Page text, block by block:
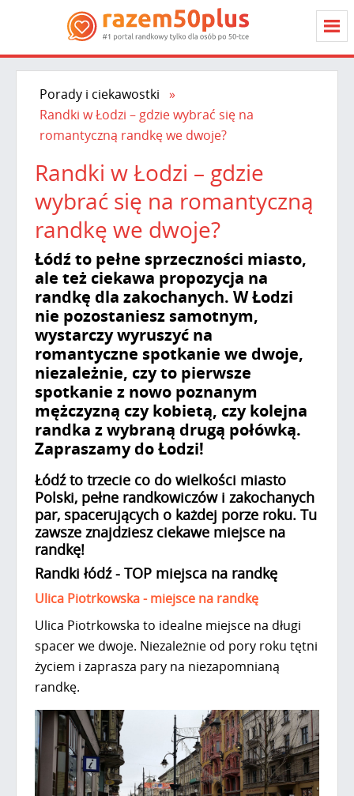
Porady i ciekawostki
Randki w Łodzi – gdzie wybrać się na
romantyczną randkę we dwoje?
Randki w Łodzi – gdzie
wybrać się na romantyczną
randkę we dwoje?
Łódź to pełne sprzeczności miasto,
ale też ciekawa propozycja na
randkę dla zakochanych. W Łodzi
nie pozostaniesz samotnym,
wystarczy wyruszyć na
romantyczne spotkanie we dwoje,
niezależnie, czy to pierwsze
spotkanie z nowo poznanym
mężczyzną czy kobietą, czy kolejna
randka z wybraną drugą połówką.
Zapraszamy do Łodzi!
Łódź to trzecie co do wielkości miasto
Polski, pełne randkowiczów i zakochanych
par, spacerujących o każdej porze roku. Tu
zawsze znajdziesz ciekawe miejsce na
randkę!
Randki łódź - TOP miejsca na randkę
Ulica Piotrkowska - miejsce na randkę
Ulica Piotrkowska to idealne miejsce na długi
spacer we dwoje. Niezależnie od pory roku tętni
życiem i zaprasza pary na niezapomnianą
randkę.